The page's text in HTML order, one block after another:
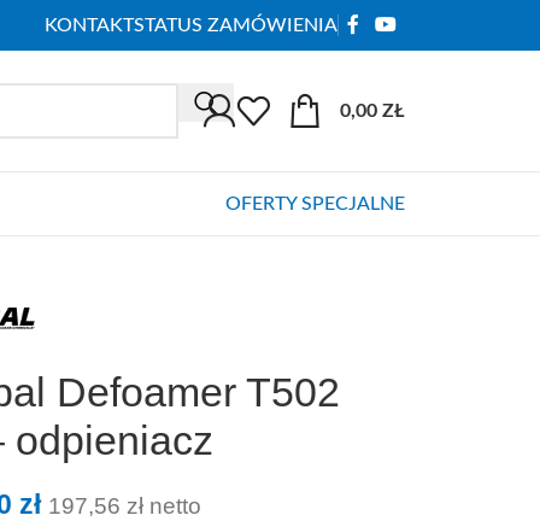
KONTAKTSTATUS ZAMÓWIENIA
0,00 ZŁ
OFERTY SPECJALNE
Defoamer T502
odpieniacz
zł 197,56 złnetto